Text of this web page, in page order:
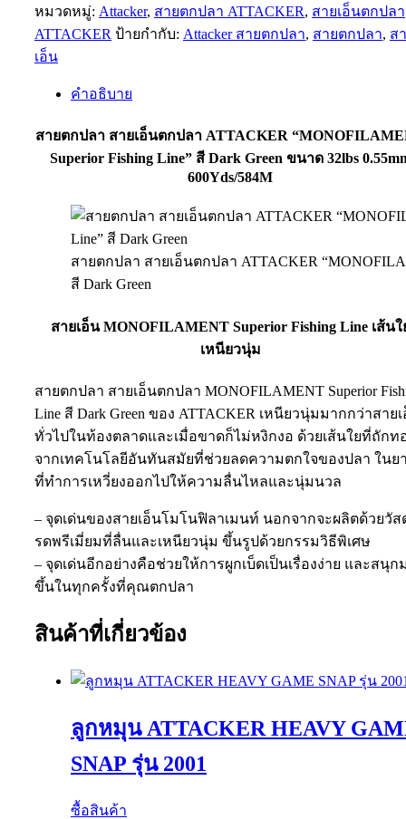
หมวดหมู่: Attacker, สายตกปลา ATTACKER, สายเอ็นตกปลา
ATTACKER ป้ายกำกับ: Attacker สายตกปลา, สายตกปลา, ส
เอ็น
คำอธิบาย
สายตกปลา สายเอ็นตกปลา ATTACKER
Superior Fishing Line” สี Dark Green ขนาด 32lbs
600Yds/584M
สายตกปลา สายเอ็นตกปลา ATTACKER
สี Dark Green
สายเอ็น MONOFILAMENT Superior Fishing Line เส้นใ
เหนียวนุ่ม
สายตกปลา สายเอ็นตกปลา MONOFILAMENT Superior
Line สี Dark Green ของ ATTACKER เหนียวนุ่มมากกว่าสาย
ทั่วไปในท้องตลาดและเมื่อขาดก็ไม่หงิกงอ ด้วยเส้นใยที่ถักท
จากเทคโนโลยีอันทันสมัยที่ช่วยลดความตกใจของปลา ในย
ที่ทำการเหวี่ยงออกไปให้ความลื่นไหลและนุ่มนวล
– จุดเด่นของสายเอ็นโมโนฟิลาเมนท์ นอกจากจะผลิตด้วยวัส
รดพรีเมี่ยมที่ลื่นและเหนียวนุ่ม ขึ้นรูปด้วยกรรมวิธีพิเศษ
– จุดเด่นอีกอย่างคือช่วยให้การผูกเบ็ดเป็นเรื่องง่าย และสนุก
ขึ้นในทุกครั้งที่คุณตกปลา
สินค้าที่เกี่ยวข้อง
ลูกหมุน ATTACKER HEAVY
SNAP รุ่น 2001
ซื้อสินค้า